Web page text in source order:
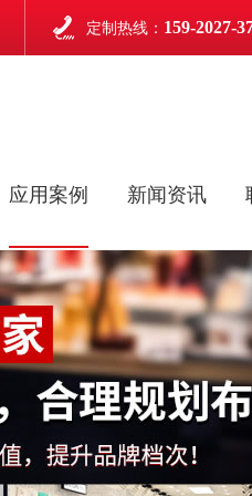
定制热线： 159-2027-
应用案例 新闻资讯